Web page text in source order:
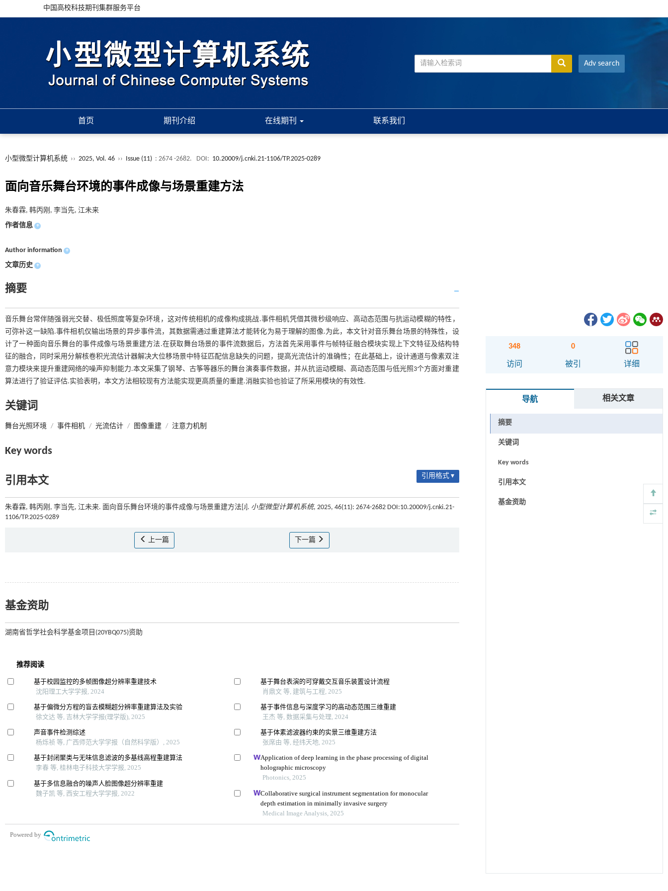
中国高校科技期刊集群服务平台
Adv search
首页 期刊介绍 在线期刊 联系我们
小型微型计算机系统 ›› 2025, Vol. 46 ›› Issue (11) : 2674 -2682. DOI: 10.20009/j.cnki.21-1106/TP.2025-0289
面向音乐舞台环境的事件成像与场景重建方法
朱春霖, 韩丙刚, 李当先, 江未来
作者信息 +
Author information +
文章历史 +
摘要
音乐舞台常伴随强弱光交替、极低照度等复杂环境，这对传统相机的成像构成挑战.事件相机凭借其微秒级响应、高动态范围与抗运动模糊的特性，
可弥补这一缺陷.事件相机仅输出场景的异步事件流，其数据需通过重建算法才能转化为易于理解的图像.为此，本文针对音乐舞台场景的特殊性，设
计了一种面向音乐舞台的事件成像与场景重建方法.在获取舞台场景的事件流数据后，方法首先采用事件与帧特征融合模块实现上下文特征及结构特
征的融合，同时采用分解核卷积光流估计器解决大位移场景中特征匹配信息缺失的问题，提高光流估计的准确性；在此基础上，设计通道与像素双注
意力模块来提升重建网络的噪声抑制能力.本文采集了钢琴、古筝等器乐的舞台演奏事件数据，并从抗运动模糊、高动态范围与低光照3个方面对重建
算法进行了验证评估.实验表明，本文方法相较现有方法能实现更高质量的重建.消融实验也验证了所采用模块的有效性.
关键词
舞台光照环境 / 事件相机 / 光流估计 / 图像重建 / 注意力机制
Key words
引用本文 引用格式 ▾
朱春霖, 韩丙刚, 李当先, 江未来. 面向音乐舞台环境的事件成像与场景重建方法[J]. 小型微型计算机系统, 2025, 46(11): 2674-2682 DOI:10.20009/j.cnki.21-
1106/TP.2025-0289
上一篇 下一篇
基金资助
湖南省哲学社会科学基金项目(20YBQ075)资助
348
访问
0
被引 详细
导航 相关文章
摘要
关键词
Key words
引用本文
基金资助